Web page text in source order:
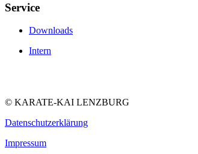
Service
Downloads
Intern
© KARATE-KAI LENZBURG
Datenschutzerklärung
Impressum